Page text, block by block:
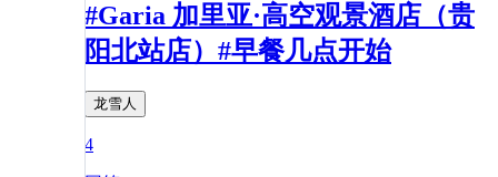
#Garia 加里亚·高空观景酒店（贵
阳北站店）#早餐几点开始
龙雪人
4